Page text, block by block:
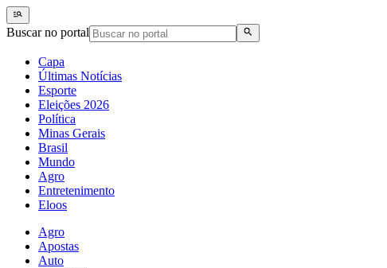
Buscar no portal
Capa
Últimas Notícias
Esporte
Eleições 2026
Política
Minas Gerais
Brasil
Mundo
Agro
Entretenimento
Eloos
Agro
Apostas
Auto